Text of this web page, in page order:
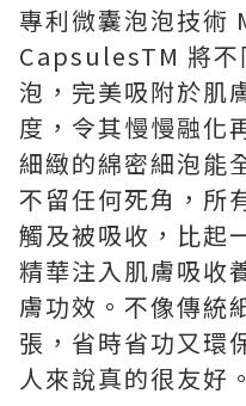
專利微囊泡泡技
CapsulesTM 將不
泡，完美吸附於肌
度，令其慢慢融化
細緻的綿密細泡能
不留任何死角，所
觸及被吸收，比起
精華注入肌膚吸收
膚功效。不像傳統
張，省時省功又環
人來說真的很友好。